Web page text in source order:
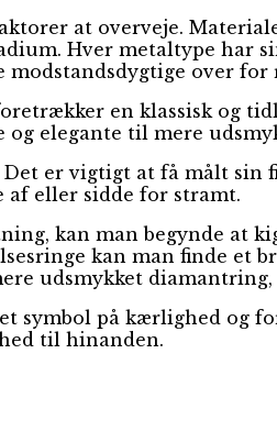
at overveje.
Hver metaltype har
over for
en klassisk og
elegante til mere
er vigtigt at få målt
af eller sidde for stramt.
kan man begynde at
kan man finde et
udsmykket
symbol på kærlighed og
til hinanden.